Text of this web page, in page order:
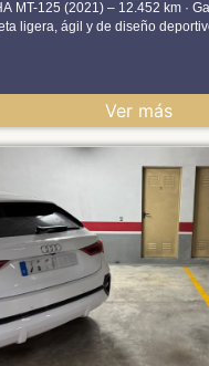
MT-125 (2021) – 12.452 km ·
ligera, ágil y de diseño
con motor de 124 cc y 11 kW,
y eficiente, ideal para usuarios
C, facilitando la
El vehículo dispone de 2 plazas y
y dinámico, tanto para
movilidad urbana. No consta
ni permiso de circulación
Características principales
(MTN125-A) Año de
km Motor:124 cc gasolina
CVF Plazas:2 Etiqueta
Observaciones - [*] Seguro: El
a fecha 11 de mayo de 2026,
Ver más